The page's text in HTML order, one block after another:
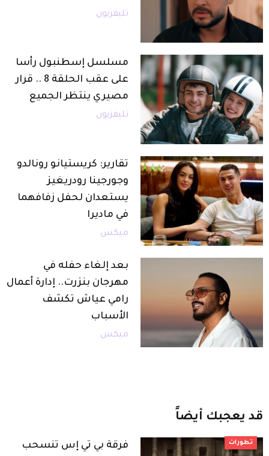
تليفزيون
مسلسل إسطنبول رأسا
على عقب الحلقة 8 .. قرار
مصيري ينتظر الجميع
تليفزيون
تقارير: كريستيانو رونالدو
وجورجينا رودريغيز
يستعدان لحفل زفافهما
في ماديرا
ميكس
بعد إلغاء حفله في
مهرجان بنزرت.. إدارة أعمال
رامي عياش تكشف
الأسباب
ميكس
قد يعجبك أيضاً
تطورات
فرقة بي تي إس تنسحب